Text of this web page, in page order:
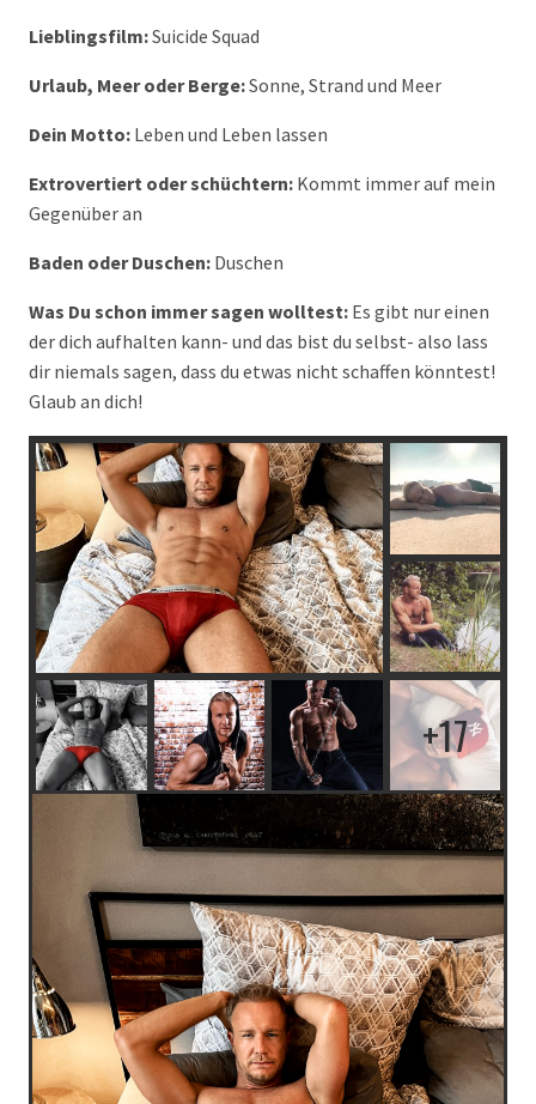
Lieblingsfilm:Suicide Squad
Urlaub, Meer oder Berge:Sonne, Strand und Meer
Dein Motto: Leben und Leben lassen
Extrovertiert oder schüchtern: Kommt immer auf mein
Gegenüber an
Baden oder Duschen: Duschen
Was Du schon immer sagen wolltest: Es gibt nur einen
der dich aufhalten kann- und das bist du selbst- also lass
dir niemals sagen, dass du etwas nicht schaffen könntest!
Glaub an dich!
17